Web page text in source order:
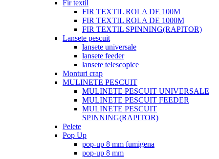
Fir textil
FIR TEXTIL ROLA DE 100M
FIR TEXTIL ROLA DE 1000M
FIR TEXTIL SPINNING(RAPITOR)
Lansete pescuit
lansete universale
lansete feeder
lansete telescopice
Monturi crap
MULINETE PESCUIT
MULINETE PESCUIT UNIVERSALE
MULINETE PESCUIT FEEDER
MULINETE PESCUIT
SPINNING(RAPITOR)
Pelete
Pop Up
pop-up 8 mm fumigena
pop-up 8 mm